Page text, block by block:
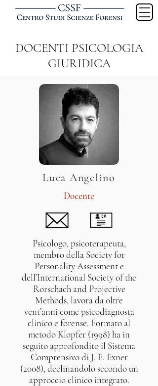
DOCENTI PSICOLOGIA
GIURIDICA
Luca Angelino
Docente
Psicologo, psicoterapeuta,
membro della Society for
Personality Assessment e
dell’International Society of the
Rorschach and Projective
Methods, lavora da oltre
vent’anni come psicodiagnosta
clinico e forense. Formato al
metodo Klopfer (1998) ha in
seguito approfondito il Sistema
Comprensivo di J. E. Exner
(2008), declinandolo secondo un
approccio clinico integrato.